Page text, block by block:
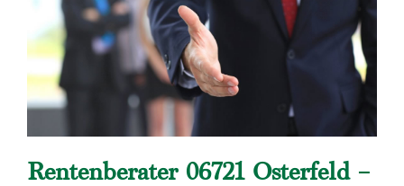
Rentenberater 06721 Osterfeld –